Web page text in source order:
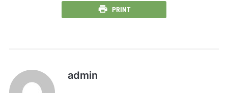
PRINT
admin